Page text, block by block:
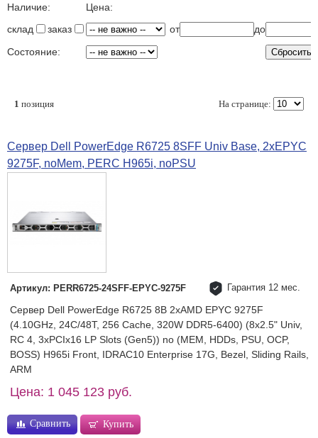
Наличие:
Цена:
склад
заказ от
до
Состояние:
1 позиция На странице:
Сервер Dell PowerEdge R6725 8SFF Univ Base, 2xEPYC
9275F, noMem, PERC H965i, noPSU
Артикул: PERR6725-24SFF-EPYC-9275F Гарантия 12 мес.
Сервер Dell PowerEdge R6725 8B 2xAMD EPYC 9275F
(4.10GHz, 24C/48T, 256 Cache, 320W DDR5-6400) (8x2.5" Univ,
RC 4, 3xPCIx16 LP Slots (Gen5)) no (MEM, HDDs, PSU, OCP,
BOSS) H965i Front, IDRAC10 Enterprise 17G, Bezel, Sliding Rails,
ARM
Цена: 1 045 123 руб.
Сравнить Купить